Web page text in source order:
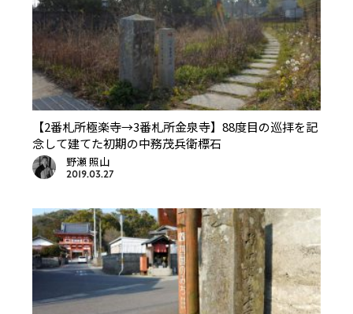
【2番札所極楽寺→3番札所金泉寺】88度目の巡拝を記
念して建てた初期の中務茂兵衛標石
野瀬 照山
2019.03.27